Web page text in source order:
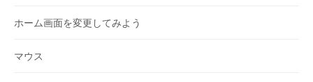
ホーム画面を変更してみよう
マウス